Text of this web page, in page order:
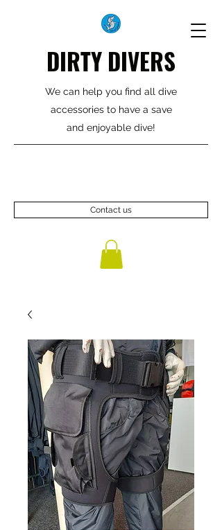
DIRTY DIVERS
We can help you find all dive
accessories to have a save
and enjoyable dive!
Contact us